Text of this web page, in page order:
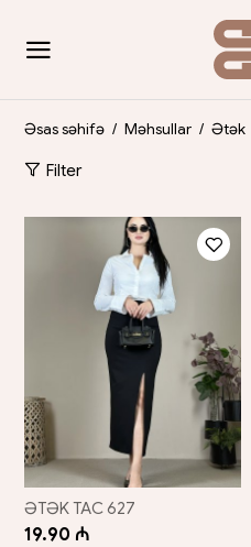
Əsas səhifə / Məhsullar / Ətək
Filter
ƏTƏK TAC 627
19.90 ₼